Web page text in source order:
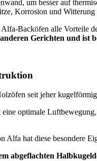
um besser auf
Korrosion und Witterung
Backöfen alle Vorteile
Gerichten und ist
seit jeher
eine optimale
Alfa hat diese besondere
abgeflachten